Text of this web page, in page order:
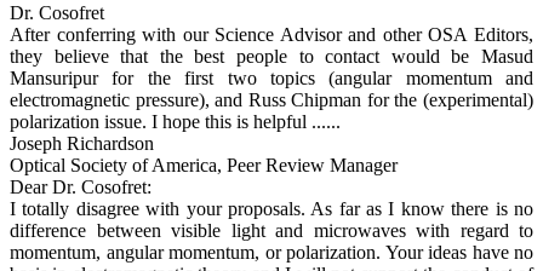
Dr. Cosofret
After conferring with our Science Advisor and other OSA Editors,
they believe that the best people to contact would be Masud
Mansuripur for the first two topics (angular momentum and
electromagnetic pressure), and Russ Chipman for the (experimental)
polarization issue. I hope this is helpful ......
Joseph Richardson
Optical Society of America, Peer Review Manager
Dear Dr. Cosofret:
I totally disagree with your proposals. As far as I know there is no
difference between visible light and microwaves with regard to
momentum, angular momentum, or polarization. Your ideas have no